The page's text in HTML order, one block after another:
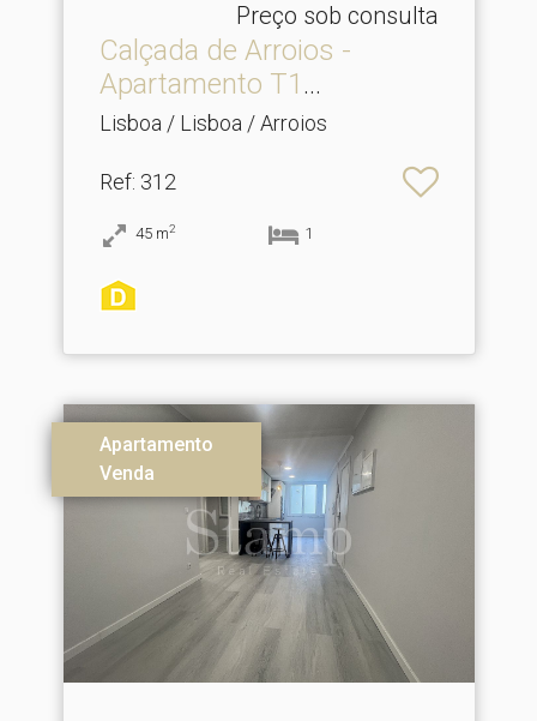
Preço sob consulta
Calçada de Arroios -
Apartamento T1
Remodelad.​..
Lisboa / Lisboa / Arroios
Ref: 312
45 m2 1
Apartamento
Venda